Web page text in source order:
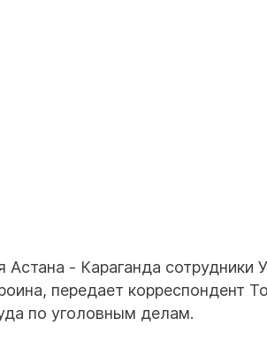
Астана - Караганда
передает корреспондент
по уголовным делам.